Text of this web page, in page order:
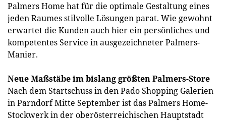
Palmers Home hat für die optimale Gestaltung eines
jeden Raumes stilvolle Lösungen parat. Wie gewohnt
erwartet die Kunden auch hier ein persönliches und
kompetentes Service in ausgezeichneter Palmers-
Manier.
Neue Maßstäbe im bislang größten Palmers-Store
Nach dem Startschuss in den Pado Shopping Galerien
in Parndorf Mitte September ist das Palmers Home-
Stockwerk in der oberösterreichischen Hauptstadt